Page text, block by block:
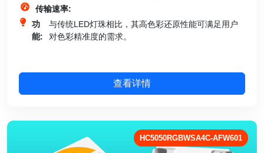
传输速率:
功
能:
与传统LED灯珠相比，其高色彩还原性能可满足用户
对色彩精准度的需求。
查看详情
HC5050RGBWSA4C-AFW601